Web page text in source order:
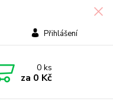
Přihlášení
0ks
za 0 Kč